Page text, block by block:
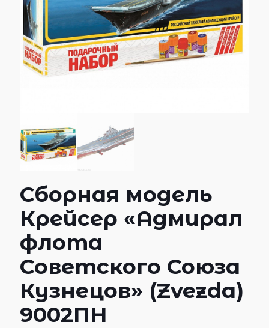
Сборная модель
Крейсер «Адмирал
флота
Советского Союза
Кузнецов» (Zvezda)
9002ПН